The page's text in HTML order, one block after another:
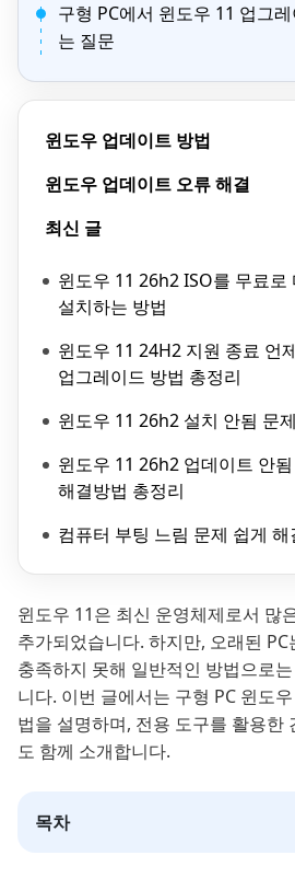
구형 PC에서 윈도우 11 업그
는 질문
윈도우 업데이트 방법
윈도우 업데이트 오류 해결
최신 글
윈도우 11 26h2 ISO를 무료로
설치하는 방법
윈도우 11 24H2 지원 종료 언
업그레이드 방법 총정리
윈도우 11 26h2 설치 안됨 문
윈도우 11 26h2 업데이트 안
해결방법 총정리
컴퓨터 부팅 느림 문제 쉽게
윈도우 11은 최신 운영체제로서 많
추가되었습니다. 하지만, 오래된
충족하지 못해 일반적인 방법으로
니다. 이번 글에서는 구형 PC 윈도
법을 설명하며, 전용 도구를 활용한
도 함께 소개합니다.
목차